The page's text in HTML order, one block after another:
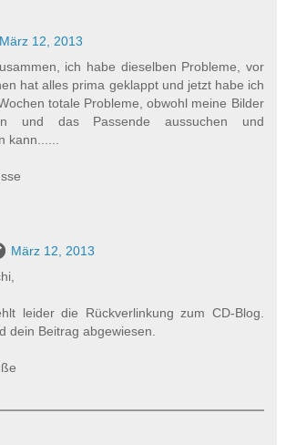
März 12, 2013
ich habe dieselben Probleme, vor
hat alles prima geklappt und jetzt habe ich
totale Probleme, obwohl meine Bilder
und das Passende aussuchen und
kann......
März 12, 2013
leider die Rückverlinkung zum CD-Blog.
dein Beitrag abgewiesen.